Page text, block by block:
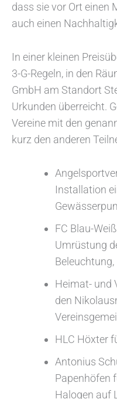
dass sie vor Ort einen
auch einen
In einer kleinen
3-G-Regeln, in den
GmbH am Standort
Urkunden überreicht.
Vereine mit den
kurz den anderen
Installation
FC Blau-
Umrüstung
Beleuchtung,
Heimat- und
den
HLC Höxter
Antonius
Papenhöfen
Halogen auf